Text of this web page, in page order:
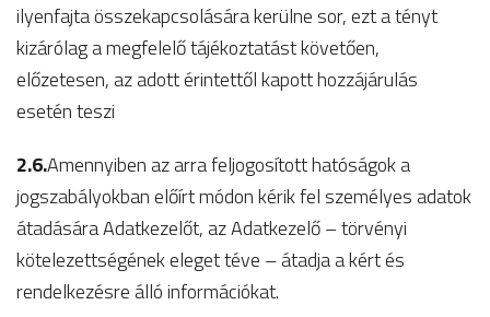
ilyenfajta összekapcsolására kerülne sor, ezt a tényt
kizárólag a megfelelő tájékoztatást követően,
előzetesen, az adott érintettől kapott hozzájárulás
esetén teszi
2.6.Amennyiben az arra feljogosított hatóságok a
jogszabályokban előírt módon kérik fel személyes adatok
átadására Adatkezelőt, az Adatkezelő – törvényi
kötelezettségének eleget téve – átadja a kért és
rendelkezésre álló információkat.